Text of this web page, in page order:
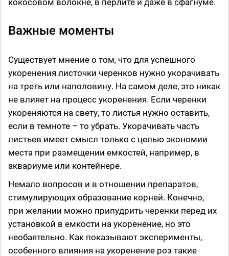
Важные моменты
Существует мнение о том, что для успешного
укоренения листочки черенков нужно укорачивать
на треть или наполовину. На самом деле, это никак
не влияет на процесс укоренения. Если черенки
укореняются на свету, то листья нужно оставить,
если в темноте – то убрать. Укорачивать часть
листьев имеет смысл только с целью экономии
места при размещении емкостей, например, в
аквариуме или контейнере.
Немало вопросов и в отношении препаратов,
стимулирующих образование корней. Конечно,
при желании можно припудрить черенки перед их
установкой в емкости на укоренение, но это
необаятельно. Как показывают эксперименты,
особенного влияния на укоренение роз такие